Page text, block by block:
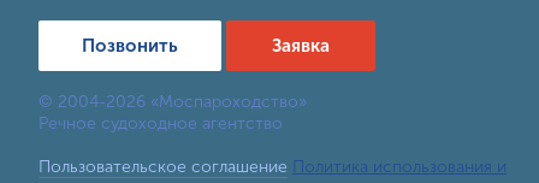
Позвонить Заявка
© 2004-2026 «Моспароходство»
Речное судоходное агентство
Пользовательское соглашение Политика использования и